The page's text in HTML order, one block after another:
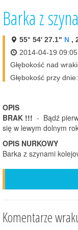
Barka z
55° 54' 27.1" N ,
2014-04-19 09:05
Głębokość nad
Głębokość przy
OPIS
BRAK !!! - Bądź
się w lewym dolnym
OPIS NURKOWY
Barka z szynami
Komentarze